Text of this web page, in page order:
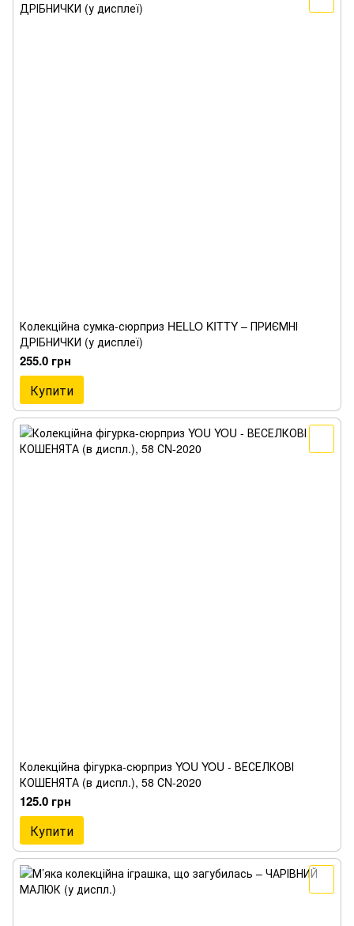
Колекційна сумка-сюрприз HELLO KITTY – ПРИЄМНІ
ДРІБНИЧКИ (у дисплеї)
255.0 грн
Купити
Колекційна фігурка-сюрприз YOU YOU - ВЕСЕЛКОВІ
КОШЕНЯТА (в диспл.), 58 СN-2020
125.0 грн
Купити